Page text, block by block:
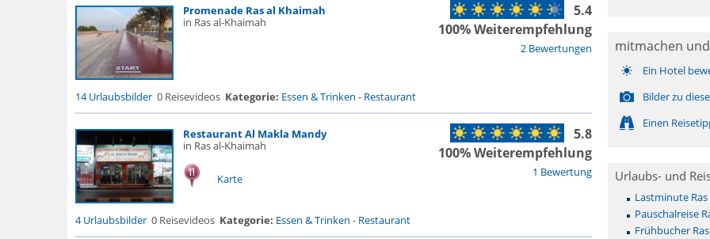
Promenade Ras al Khaimah
in Ras al-Khaimah
2 Bewertungen
5.4
100% Weiterempfehlung
14 Urlaubsbilder 0 Reisevideos Kategorie: Essen & Trinken - Restaurant
Restaurant Al Makla Mandy
in Ras al-Khaimah
Karte 1 Bewertung
5.8
100% Weiterempfehlung
4 Urlaubsbilder 0 Reisevideos Kategorie: Essen & Trinken - Restaurant
mitmachen
Ein Hotel
Bilder zu
Einen
Urlaubs- und
Lastminute
Pauschalreise
Frühbucher